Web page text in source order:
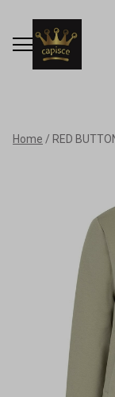
RED
Bomber
scuba
Capisce
Mode
Home RED